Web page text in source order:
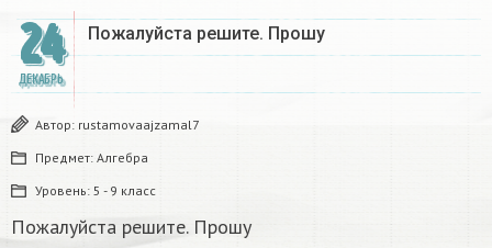
24
ДЕКАБРЬ
Пожалуйста решите. Прошу
Автор: rustamovaajzamal7
Предмет: Алгебра
Уровень: 5 - 9 класс
Пожалуйста решите. Прошу